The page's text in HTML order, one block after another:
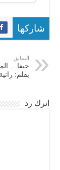
شاركها
السابق
حيفا…
بقلم:
اترك رد